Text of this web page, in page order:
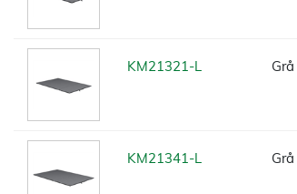
KM21321-L Grå
KM21341-L Grå